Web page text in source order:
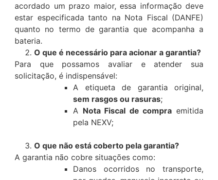
acordado um prazo maior, essa informação deve
estar especificada tanto na Nota Fiscal (DANFE)
quanto no termo de garantia que acompanha a
bateria.
O que é necessário para acionar a garantia?
Para que possamos avaliar e atender sua
solicitação, é indispensável:
A etiqueta de garantia original,
sem rasgos ou rasuras;
A Nota Fiscal de compra emitida
pela NEXV;
O que não está coberto pela garantia?
A garantia não cobre situações como:
Danos ocorridos no transporte,